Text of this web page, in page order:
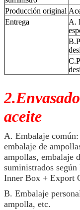
Producción original
Entrega
A.
aceite
A. Embalaje común:
embalaje de
ampollas, embalaje
suministrados
Inner Box + Export
B. Embalaje
ampolla, etc.